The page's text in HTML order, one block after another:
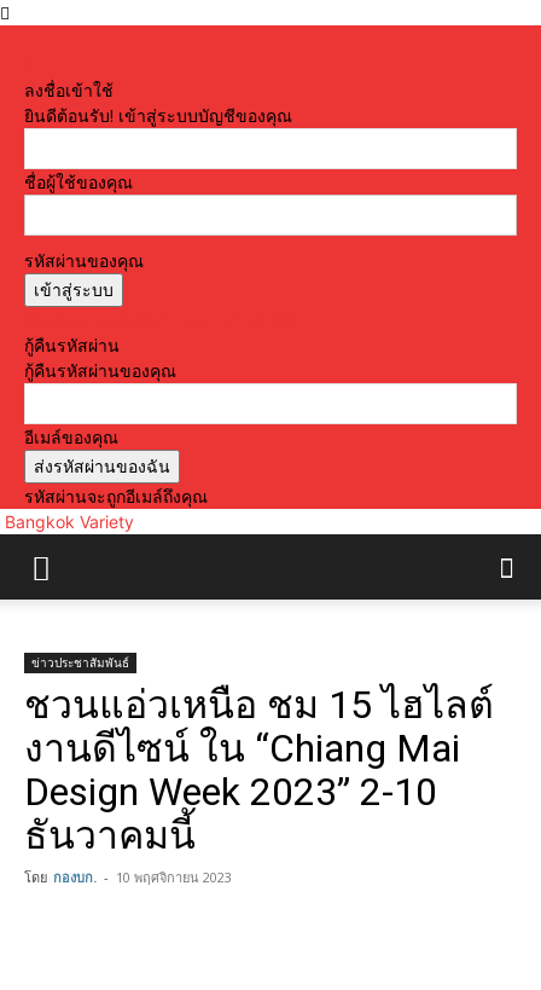
ลงชื่อเข้าใช้
ยินดีต้อนรับ! เข้าสู่ระบบบัญชีของคุณ
ชื่อผู้ใช้ของคุณ
รหัสผ่านของคุณ
กู้คืนรหัสผ่าน
กู้คืนรหัสผ่านของคุณ
อีเมล์ของคุณ
รหัสผ่านจะถูกอีเมล์ถึงคุณ
Bangkok Variety
ข่าวประชาสัมพันธ์
ชวนแอ่วเหนือ ชม 15 ไฮไลต์
งานดีไซน์ ใน “Chiang Mai
Design Week 2023” 2-10
ธันวาคมนี้
โดย กองบก. - 10 พฤศจิกายน 2023